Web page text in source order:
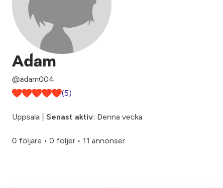
Adam
@adam004
(5)
Uppsala | Senast aktiv: Denna vecka
0 följare • 0 följer • 11 annonser